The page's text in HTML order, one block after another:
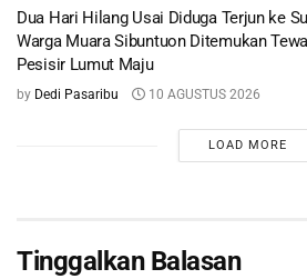
Dua Hari Hilang Usai Diduga Terjun ke
Warga Muara Sibuntuon Ditemukan
Pesisir Lumut Maju
by Dedi Pasaribu 10 AGUSTUS 2026
LOAD MORE
Tinggalkan Balasan